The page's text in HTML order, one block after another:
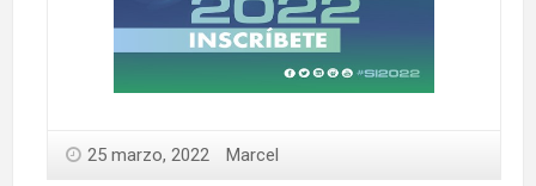
25 marzo, 2022 Marcel